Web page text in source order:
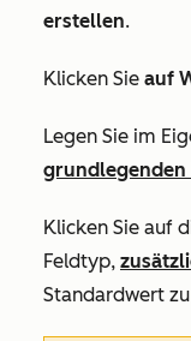
erstellen.
Klicken Sie auf
Legen Sie im
grundlegenden
Klicken Sie auf
Feldtyp,
Standardwert